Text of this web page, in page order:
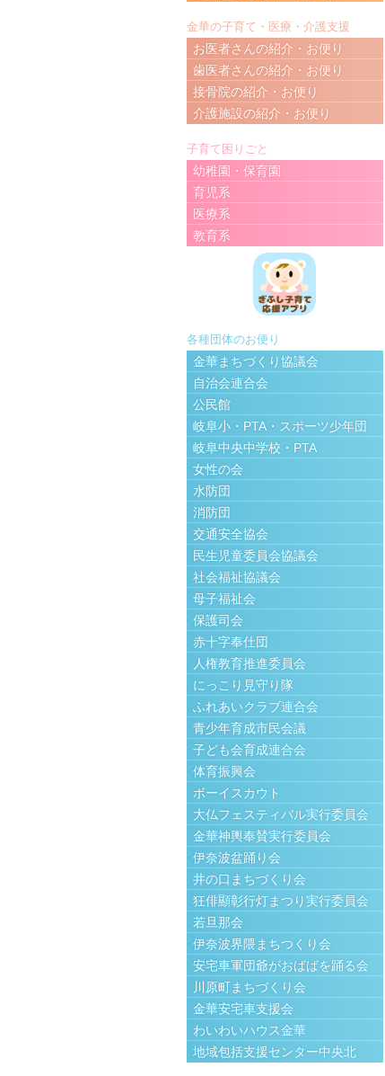
金華の子育て・医療・介護支援
お医者さんの紹介・お便り
歯医者さんの紹介・お便り
接骨院の紹介・お便り
介護施設の紹介・お便り
子育て困りごと
幼稚園・保育園
育児系
医療系
教育系
各種団体のお便り
金華まちづくり協議会
自治会連合会
公民館
岐阜小・PTA・スポーツ少年団
岐阜中央中学校・PTA
女性の会
水防団
消防団
交通安全協会
民生児童委員会協議会
社会福祉協議会
母子福祉会
保護司会
赤十字奉仕団
人権教育推進委員会
にっこり見守り隊
ふれあいクラブ連合会
青少年育成市民会議
子ども会育成連合会
体育振興会
ボーイスカウト
大仏フェスティバル実行委員会
金華神輿奉賛実行委員会
伊奈波盆踊り会
井の口まちづくり会
狂俳顯彰行灯まつり実行委員会
若旦那会
伊奈波界隈まちつくり会
安宅車軍団爺がおばばを踊る会
川原町まちづくり会
金華安宅車支援会
わいわいハウス金華
地域包括支援センター中央北